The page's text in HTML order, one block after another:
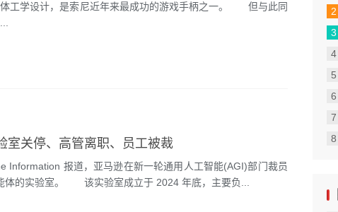
体工学设计，是索尼近年来最成功的游戏手柄之一。 但与此同
室关停、高管离职、员工被裁
报道，亚马逊在新一轮通用人工智能(AGI)部门裁员
体的实验室。 该实验室成立于 2024 年底，主要负...